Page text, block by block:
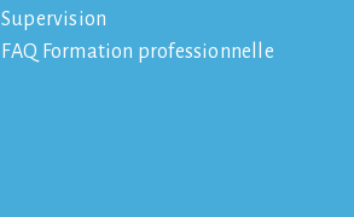
Supervision
FAQ Formation professionnelle